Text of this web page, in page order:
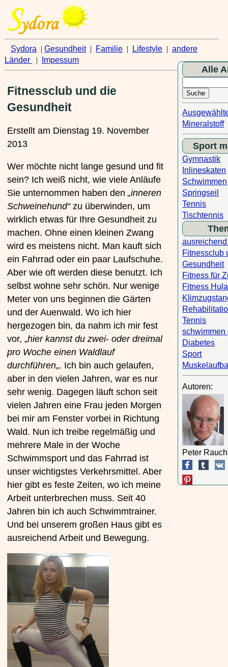
Sydora | Gesundheit| Familie| Lifestyle| andere
Länder
| Impessum
Fitnessclub und die
Gesundheit
Erstellt am Dienstag 19. November
2013
Wer möchte nicht lange gesund und fit
sein? Ich weiß nicht, wie viele Anläufe
Sie unternommen haben den „inneren
Schweinehund“zu überwinden, um
wirklich etwas für Ihre Gesundheit zu
machen. Ohne einen kleinen Zwang
wird es meistens nicht. Man kauft sich
ein Fahrrad oder ein paar Laufschuhe.
Aber wie oft werden diese benutzt. Ich
selbst wohne sehr schön. Nur wenige
Meter von uns beginnen die Gärten
und der Auenwald. Wo ich hier
hergezogen bin, da nahm ich mir fest
vor, „hier kannst du zwei- oder dreimal
pro Woche einen Waldlauf
durchführen„. Ich bin auch gelaufen,
aber in den vielen Jahren, war es nur
sehr wenig. Dagegen läuft schon seit
vielen Jahren eine Frau jeden Morgen
bei mir am Fenster vorbei in Richtung
Wald. Nun ich treibe regelmäßig und
mehrere Male in der Woche
Schwimmsport und das Fahrrad ist
unser wichtigstes Verkehrsmittel. Aber
hier gibt es feste Zeiten, wo ich meine
Arbeit unterbrechen muss. Seit 40
Jahren bin ich auch Schwimmtrainer.
Und bei unserem großen Haus gibt es
ausreichend Arbeit und Bewegung.
Alle
Mineralstoff
Sport
Gymnastik
Inlineskaten
Schwimmen
Springseil
Tennis
Tischtennis
Fitnessclub
Gesundheit
Fitness für
Fitness
Tennis
schwimmen
Diabetes
Sport
Autoren:
Peter Rauch